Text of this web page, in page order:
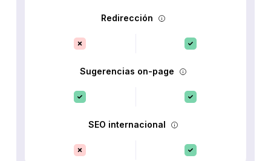
Redirección
Sugerencias on-page
SEO internacional